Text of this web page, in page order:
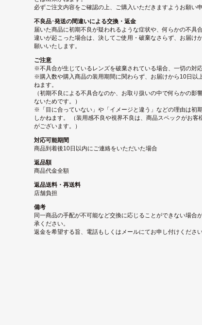
必ずご注文内容をご確認の上、ご購入いただきますようお願い申
不良品･発送の間違いによる交換・返金
届いた商品に初期不良が疑われるような症状や、何らかの不具
違いが起こった場合は、決してご使用・破棄なさらず、お届け
願いいたします。
ご注意
※不具合が生じているレンズを破棄されている場合、一切の対応
※購入数や購入商品の装用期間に関わらず、お届けから10日以
ねます。
（初期不良による不具合なのか、お取り扱いの中で何らかの影
ないためです。）
※「目に合っていない」や「イメージと違う」などの理由は初
しかねます。 （装用感不良や視界不良は、商品スペックがお
がございます。）
対応可能期間
商品到着後10日以内にご連絡をいただいた場合
返品額
商品代金全額
返品送料・再送料
店舗負担
備考
同一商品の手配が不可能など交換に応じることができない場合
承ください。
返金を希望する旨、電話もしくはメールにてお申し付けください